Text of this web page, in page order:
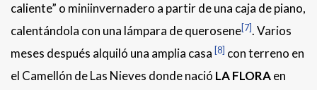
caliente” o miniinvernadero a partir de una caja de piano,
calentándola con una lámpara de querosene[7]. Varios
meses después alquiló una amplia casa [8] con terreno en
el Camellón de Las Nieves donde nació LA FLORAen